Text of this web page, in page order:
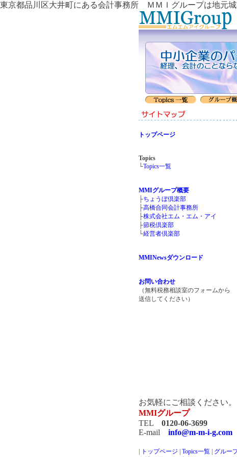
東京都品川区大井町にある会計事務所 ＭＭＩグループは地元
トップページ
Topics
└Topics一覧
MMIグループ概要
├ちょうぼ倶楽部
├高橋合同会計事務所
├株式会社エム・エム・アイ
├節税倶楽部
└経営者倶楽部
MMINewsダウンロード
お問い合わせ
（無料税務相談室のフォームから
送信してください）
お気軽にご相談ください。
MMIグループ
TEL 0120-06-3699
E-mail info@m-m-i-g.com
トップページ Topics一覧 グルー